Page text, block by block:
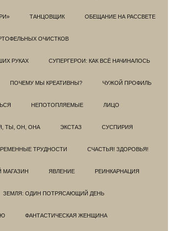
ТАНЦОВЩИК ОБЕЩАНИЕ НА РАССВЕТЕ
ОЧИСТКОВ
РУКАХ СУПЕРГЕРОИ: КАК ВСЁ НАЧИНАЛОСЬ
ПОЧЕМУ МЫ КРЕАТИВНЫ? ЧУЖОЙ ПРОФИЛЬ
НЕПОТОПЛЯЕМЫЕ ЛИЦО
ТЫ, ОН, ОНА ЭКСТАЗ СУСПИРИЯ
ТРУДНОСТИ СЧАСТЬЯ! ЗДОРОВЬЯ!
МАГАЗИН ЯВЛЕНИЕ РЕИНКАРНАЦИЯ
ЗЕМЛЯ: ОДИН ПОТРЯСАЮЩИЙ ДЕНЬ
ФАНТАСТИЧЕСКАЯ ЖЕНЩИНА